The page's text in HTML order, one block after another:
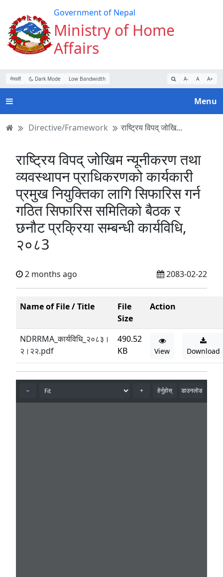
Accessibility
Mode
main
content
main
navigation
website
search
Government of Nepal
Ministry of Home
Affairs
नेपाली Dark Mode Low Bandwidth A- A A+
Menu
Directive/Framework राष्ट्रिय विपद् जोखि...
राष्ट्रिय विपद् जोखिम न्यूनीकरण तथा
व्यवस्थापन प्राधिकरणको कार्यकारी
प्रमुख नियुक्तिका लागि सिफारिस गर्न
गठित सिफारिस समितिको बैठक र
छनौट प्रक्रिया सम्बन्धी कार्यविधि,
२०८3
2 months ago 2083-02-22
Name of File / Title
File
Size
Action
NDRRMA_कार्यविधि_२०८३।
२।२२.pdf
490.52
KB
View Download